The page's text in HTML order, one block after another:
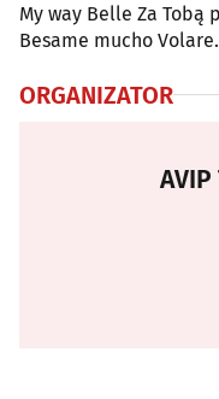
My way Belle Za
Besame mucho Volare.
ORGANIZATOR